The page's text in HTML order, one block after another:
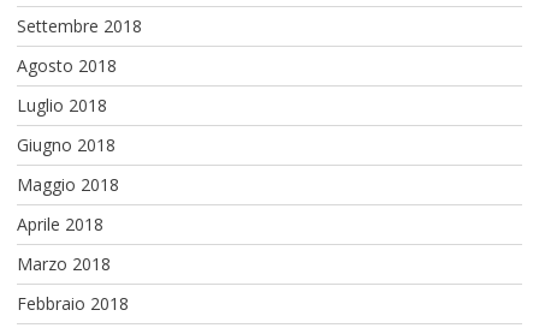
Settembre 2018
Agosto 2018
Luglio 2018
Giugno 2018
Maggio 2018
Aprile 2018
Marzo 2018
Febbraio 2018